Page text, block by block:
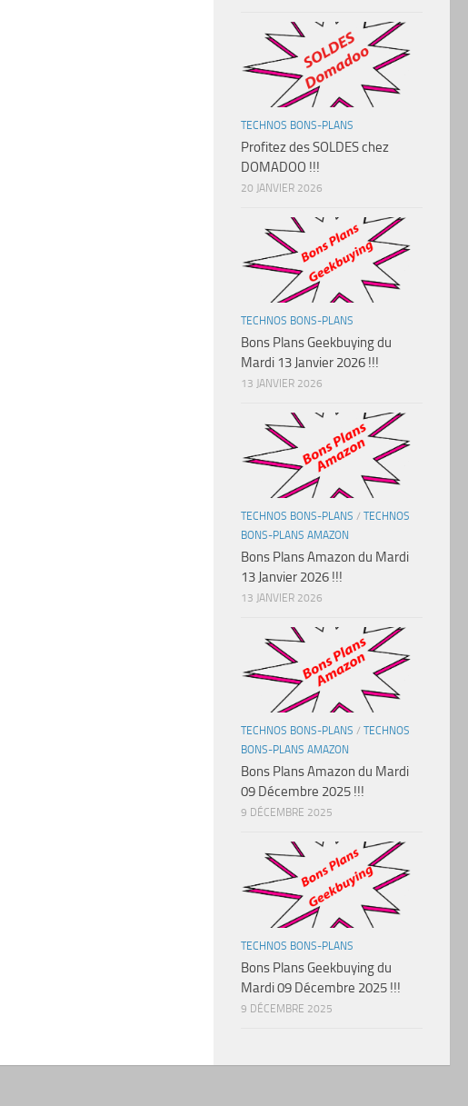
TECHNOS BONS-PLANS
Profitez des SOLDES chez
DOMADOO !!!
20 JANVIER 2026
TECHNOS BONS-PLANS
Bons Plans Geekbuying du
Mardi 13 Janvier 2026 !!!
13 JANVIER 2026
TECHNOS BONS-PLANS / TECHNOS
BONS-PLANS AMAZON
Bons Plans Amazon du Mardi
13 Janvier 2026 !!!
13 JANVIER 2026
TECHNOS BONS-PLANS / TECHNOS
BONS-PLANS AMAZON
Bons Plans Amazon du Mardi
09 Décembre 2025 !!!
9 DÉCEMBRE 2025
TECHNOS BONS-PLANS
Bons Plans Geekbuying du
Mardi 09 Décembre 2025 !!!
9 DÉCEMBRE 2025